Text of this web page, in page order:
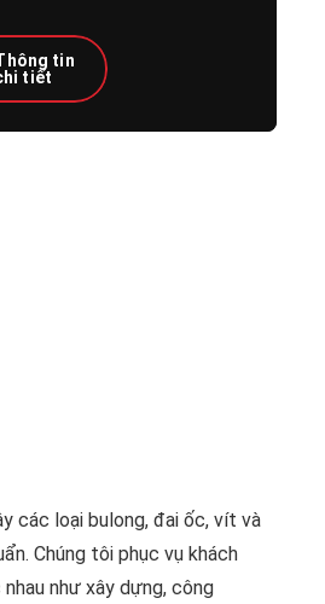
tin
tiết
các loại bulong, đai ốc, vít và
Chúng tôi phục vụ khách
như xây dựng, công